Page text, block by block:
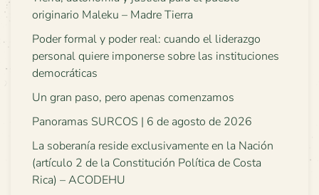
originario Maleku – Madre Tierra
Poder formal y poder real: cuando el liderazgo
personal quiere imponerse sobre las instituciones
democráticas
Un gran paso, pero apenas comenzamos
Panoramas SURCOS | 6 de agosto de 2026
La soberanía reside exclusivamente en la Nación
(artículo 2 de la Constitución Política de Costa
Rica) – ACODEHU